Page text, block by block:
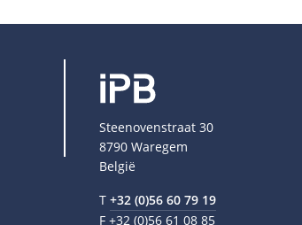
Steenovenstraat 30
8790 Waregem
België
T +32 (0)56 60 79 19
F +32 (0)56 61 08 85